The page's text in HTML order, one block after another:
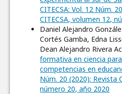
CITECSA: Vol. 12 Núm.
CITECSA, volumen 12,
Daniel Alejandro
Cortés Gamba, Edna
Dean Alejandro Rivera
formativa en ciencia
competencias en
Núm. 20 (2020): Revista
número 20, año 2020